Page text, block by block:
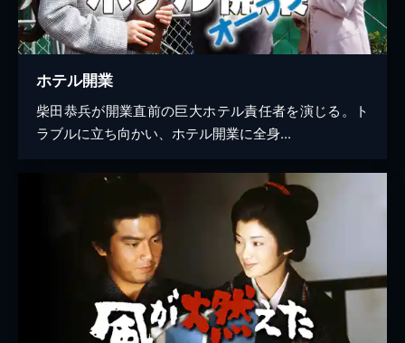
ホテル開業
柴田恭兵が開業直前の巨大ホテル責任者を演じる。ト
ラブルに立ち向かい、ホテル開業に全身...